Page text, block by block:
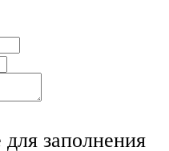
заполнения